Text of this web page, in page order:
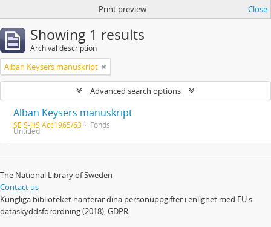
Print preview Close
Showing 1 results
Archival description
Alban Keysers manuskript
Advanced search options
Alban Keysers manuskript
SE S-HS Acc1965/63 Fonds
Untitled
The National Library of Sweden
Contact us
Kungliga biblioteket hanterar dina personuppgifter i enlighet med EU:s
dataskyddsförordning (2018), GDPR.